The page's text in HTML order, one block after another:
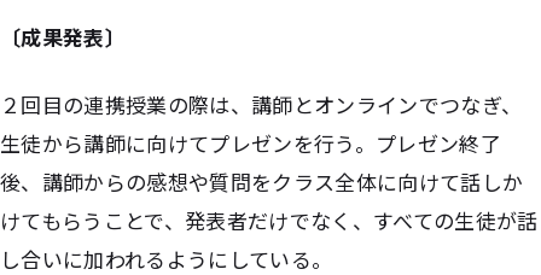
〔成果発表〕
２回目の連携授業の際は、講師とオンラインでつなぎ、
生徒から講師に向けてプレゼンを行う。プレゼン終了
後、講師からの感想や質問をクラス全体に向けて話しか
けてもらうことで、発表者だけでなく、すべての生徒が話
し合いに加われるようにしている。